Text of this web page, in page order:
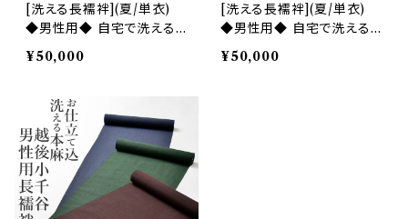
[洗える長襦袢](夏/単衣)
◆男性用◆ 自宅で洗える
天然素材 (全3色) 志賀麻
(商品番号:15753m)
¥50,000
[洗える長襦袢](夏/単衣)
◆男性用◆ 自宅で洗える
天然素材 (全2色) 志賀麻
(商品番号:17670m)
¥50,000